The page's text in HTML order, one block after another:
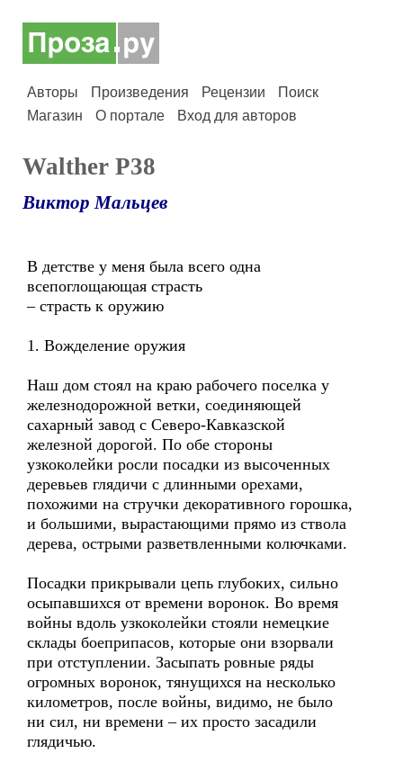
Авторы Произведения Рецензии
Поиск
Магазин
О портале Вход для авторов
Walther P38
Виктор Мальцев
В детстве у меня была всего одна
всепоглощающая страсть
– страсть к оружию
1. Вожделение оружия
Наш дом стоял на краю рабочего поселка у
железнодорожной ветки, соединяющей
сахарный завод с Северо-Кавказской
железной дорогой. По обе стороны
узкоколейки росли посадки из высоченных
деревьев глядичи с длинными орехами,
похожими на стручки декоративного горошка,
и большими, вырастающими прямо из ствола
дерева, острыми разветвленными колючками.
Посадки прикрывали цепь глубоких, сильно
осыпавшихся от времени воронок. Во время
войны вдоль узкоколейки стояли немецкие
склады боеприпасов, которые они взорвали
при отступлении. Засыпать ровные ряды
огромных воронок, тянущихся на несколько
километров, после войны, видимо, не было
ни сил, ни времени – их просто засадили
глядичью.